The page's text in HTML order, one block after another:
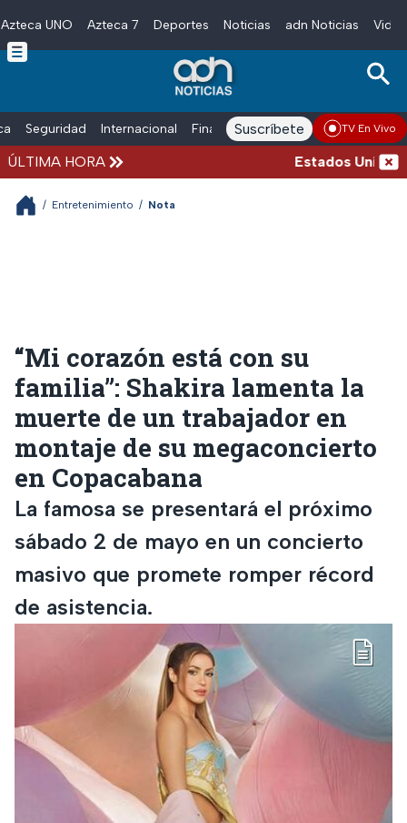
Skip to main content
Azteca UNO Azteca 7 Deportes Noticias adn Noticias
Seguridad Internacional Finanzas adn Noticias Radio
Suscríbete TV En Vivo
ÚLTIMA HORA Estados Unidos
/ Entretenimiento / Nota
“Mi corazón está con su
familia”: Shakira lamenta la
muerte de un trabajador en
montaje de su megaconcierto
en Copacabana
La famosa se presentará el próximo
sábado 2 de mayo en un concierto
masivo que promete romper récord
de asistencia.